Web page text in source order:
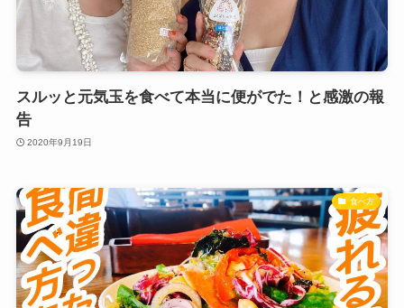
スルッと元気玉を食べて本当に便がでた！と感激の報
告
2020年9月19日
食べ方